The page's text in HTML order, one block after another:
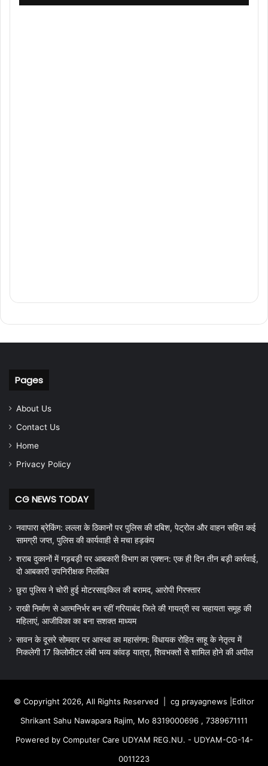
Pages
About Us
Contact Us
Home
Privacy Policy
CG NEWS TODAY
नवापारा ब्रेकिंग: लल्ला के ठिकानों पर पुलिस की दबिश, पेट्रोल और वाहन सहित कई
सामग्री जप्त, पुलिस की कार्यवाही से मचा हड़कंप
शराब दुकानों में गड़बड़ी पर आबकारी विभाग का एक्शन: एक ही दिन तीन बड़ी कार्रवाई,
दो आबकारी उपनिरीक्षक निलंबित
छुरा पुलिस ने चोरी हुई मोटरसाइकिल की बरामद, आरोपी गिरफ्तार
राखी निर्माण से आत्मनिर्भर बन रहीं गरियाबंद जिले की गायत्री स्व सहायता समूह की
महिलाएं, आजीविका का बना सशक्त माध्यम
सावन के दूसरे सोमवार पर आस्था का महासंगम: विधायक रोहित साहू के नेतृत्व में
निकलेगी 17 किलोमीटर लंबी भव्य कांवड़ यात्रा, शिवभक्तों से शामिल होने की अपील
© Copyright 2026, All Rights Reserved | cg prayagnews |Editor
Shrikant Sahu Nawapara Rajim, Mo 8319000696 , 7389671111
Powered by Computer Care UDYAM REG.NU. - UDYAM-CG-14-
0011223